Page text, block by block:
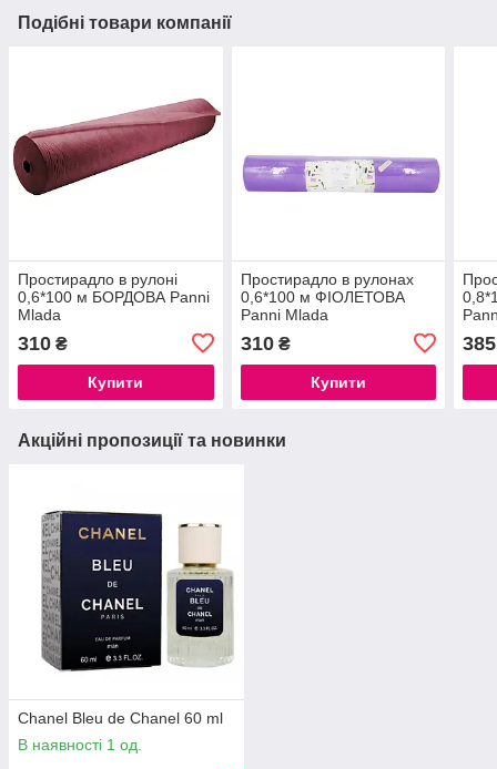
Подібні товари компанії
Простирадло в рулоні
0,6*100 м БОРДОВА Panni
Mlada
310 ₴
Купити
Простирадло в рулонах
0,6*100 м ФІОЛЕТОВА
Panni Mlada
310₴
Купити
385
Акційні пропозиції та новинки
Chanel Bleu de Chanel 60 ml
В наявності 1 од.